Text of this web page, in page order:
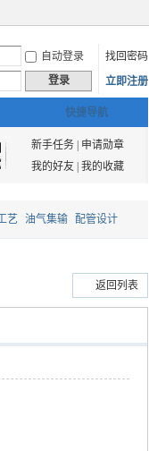
自动登录
找回密码
登录 立即注册
快捷导航
新手任务|
申请勋章
我的好友| 我的收藏
艺 油气集输 配管设计
返回列表